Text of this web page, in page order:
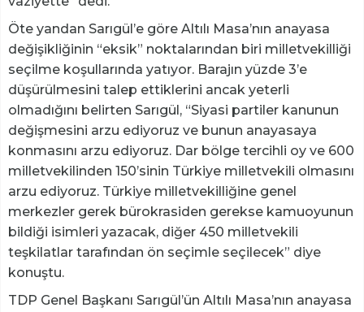
Öte yandan Sarıgül’e göre Altılı Masa’nın anayasa
değişikliğinin “eksik” noktalarından biri milletvekilliği
seçilme koşullarında yatıyor. Barajın yüzde 3’e
düşürülmesini talep ettiklerini ancak yeterli
olmadığını belirten Sarıgül, “Siyasi partiler kanunun
değişmesini arzu ediyoruz ve bunun anayasaya
konmasını arzu ediyoruz. Dar bölge tercihli oy ve 600
milletvekilinden 150’sinin Türkiye milletvekili olmasını
arzu ediyoruz. Türkiye milletvekilliğine genel
merkezler gerek bürokrasiden gerekse kamuoyunun
bildiği isimleri yazacak, diğer 450 milletvekili
teşkilatlar tarafından ön seçimle seçilecek” diye
konuştu.
TDP Genel Başkanı Sarıgül’ün Altılı Masa’nın anayasa